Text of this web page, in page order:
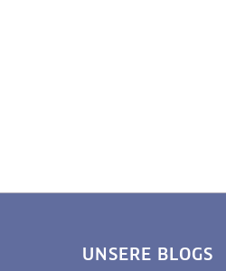
UNSERE BLOGS